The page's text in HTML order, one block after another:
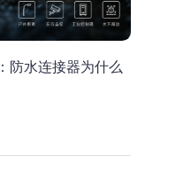
防水连接器为什么